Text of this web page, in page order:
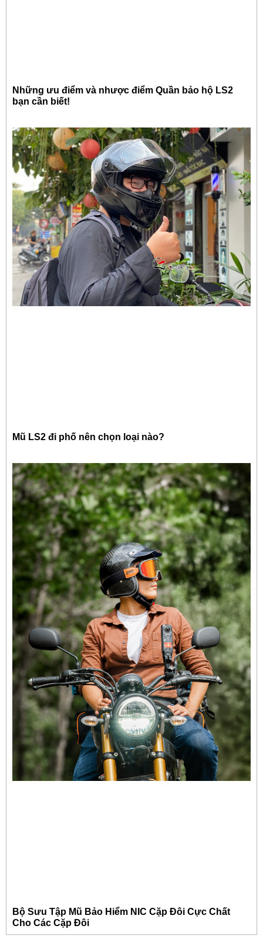
Những ưu điểm và nhược điểm Quần bảo hộ LS2
bạn cần biết!
Mũ LS2 đi phố nên chọn loại nào?
Bộ Sưu Tập Mũ Bảo Hiểm NIC Cặp Đôi Cực Chất
Cho Các Cặp Đôi